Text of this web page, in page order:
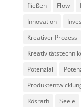
fließen Flow
Innovation
Kreativer Prozess
Potenzial
Rösrath
Seele